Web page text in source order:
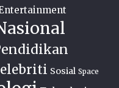
Sosial Space